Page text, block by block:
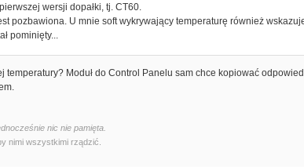
wersji dopałki, tj. CT60.
pozbawiona. U mnie soft wykrywający temperaturę również
pominięty...
temperatury? Moduł do Control Panelu sam chce kopiować
nic nie pamięta.
nimi wszystkimi rządzić.